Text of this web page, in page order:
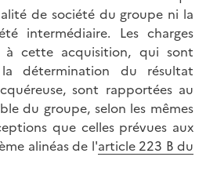
de société du groupe ni la
intermédiaire. Les charges
à cette acquisition, qui sont
détermination du résultat
sont rapportées au
du groupe, selon les mêmes
que celles prévues aux
alinéas de l'article 223 B du